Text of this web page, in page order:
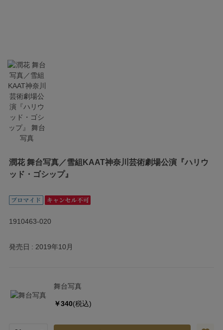
潤花 舞台写真／雪組KAAT神奈川芸術劇場公演『ハリウ
ッド・ゴシップ』
1910463-020
発売日 2019年10月
舞台写真
￥340(税込)